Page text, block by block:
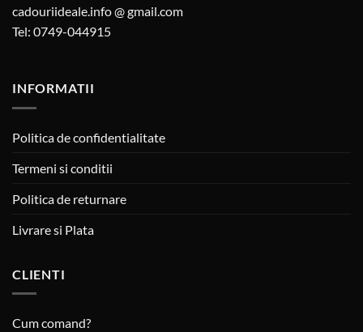
cadouriideale.info @ gmail.com
Tel: 0749-044915
INFORMATII
Politica de confidentialitate
Termeni si conditii
Politica de returnare
Livrare si Plata
CLIENTI
Cum comand?